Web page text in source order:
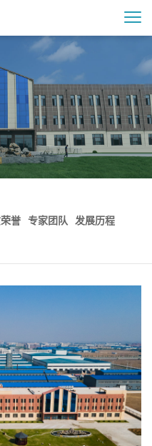
誉 专家团队 发展历程